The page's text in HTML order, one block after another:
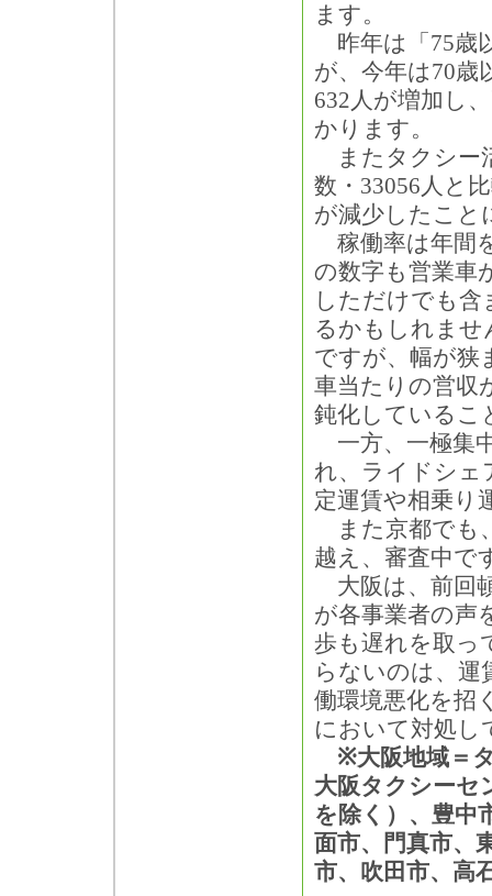
ます。
昨年は「75歳
が、今年は70歳
632人が増加し
かります。
またタクシー
数・33056人と
が減少したこと
稼働率は年間
の数字も営業車
しただけでも
るかもしれませ
ですが、幅が狭
車当たりの営収
鈍化しているこ
一方、一極集
れ、ライドシェ
定運賃や相乗り
また京都でも
越え、審査中で
大阪は、前回
が各事業者の声
歩も遅れを取っ
らないのは、運
働環境悪化を招
において対処し
※大阪地域＝
大阪タクシーセ
を除く）、豊中
面市、門真市、
市、吹田市、高